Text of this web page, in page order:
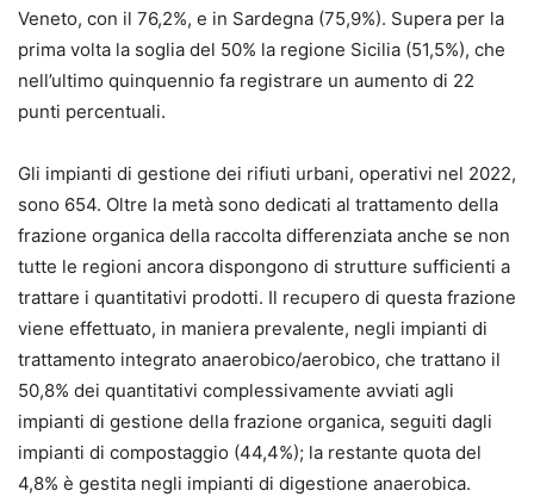
Veneto, con il 76,2%, e in Sardegna (75,9%). Supera per la
prima volta la soglia del 50% la regione Sicilia (51,5%), che
nell’ultimo quinquennio fa registrare un aumento di 22
punti percentuali.
Gli impianti di gestione dei rifiuti urbani, operativi nel 2022,
sono 654. Oltre la metà sono dedicati al trattamento della
frazione organica della raccolta differenziata anche se non
tutte le regioni ancora dispongono di strutture sufficienti a
trattare i quantitativi prodotti. Il recupero di questa frazione
viene effettuato, in maniera prevalente, negli impianti di
trattamento integrato anaerobico/aerobico, che trattano il
50,8% dei quantitativi complessivamente avviati agli
impianti di gestione della frazione organica, seguiti dagli
impianti di compostaggio (44,4%); la restante quota del
4,8% è gestita negli impianti di digestione anaerobica.